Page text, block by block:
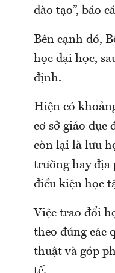
đào tạo”, báo
Bên cạnh đó,
học đại học,
định.
Hiện có
cơ sở giáo dục
còn lại là lưu
trường hay địa
điều kiện học
Việc trao đổi
theo đúng các
thuật và góp